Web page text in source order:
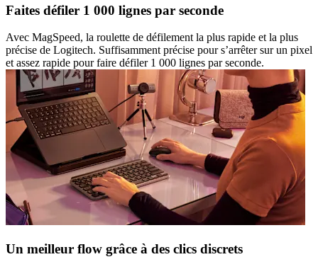
Faites défiler 1 000 lignes par seconde
Avec MagSpeed, la roulette de défilement la plus rapide et la plus
précise de Logitech. Suffisamment précise pour s’arrêter sur un pixel
et assez rapide pour faire défiler 1 000 lignes par seconde.
Un meilleur flow grâce à des clics discrets